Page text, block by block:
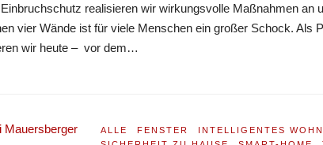
realisieren wir wirkungsvolle Maßnahmen an
vier Wände ist für viele Menschen ein großer Schock. Als
wir heute – vor dem…
ALLE FENSTER INTELLIGENTES